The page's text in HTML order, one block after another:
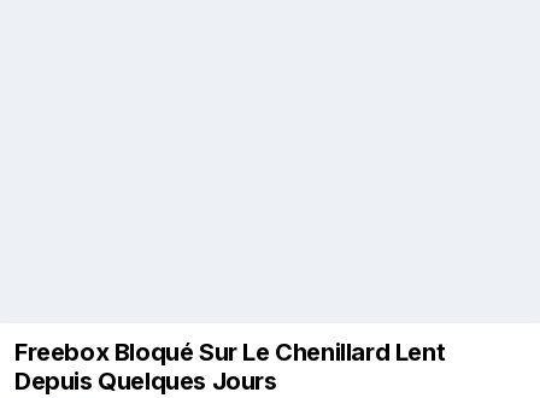
Freebox Bloqué Sur Le Chenillard Lent
Depuis Quelques Jours